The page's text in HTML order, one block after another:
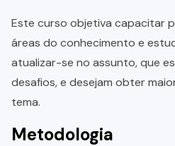
Este curso objetiva capacitar
áreas do conhecimento e
atualizar-se no assunto, que
desafios, e desejam obter
tema.
Metodologia